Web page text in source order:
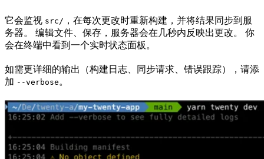
它会监视 src/ ，在每次更改时重新构建，并将结果同步到服
务器。 编辑文件、保存，服务器会在几秒内反映出更改。 你
会在终端中看到一个实时状态面板。
如需更详细的输出（构建日志、同步请求、错误跟踪），请添
加 --verbose 。